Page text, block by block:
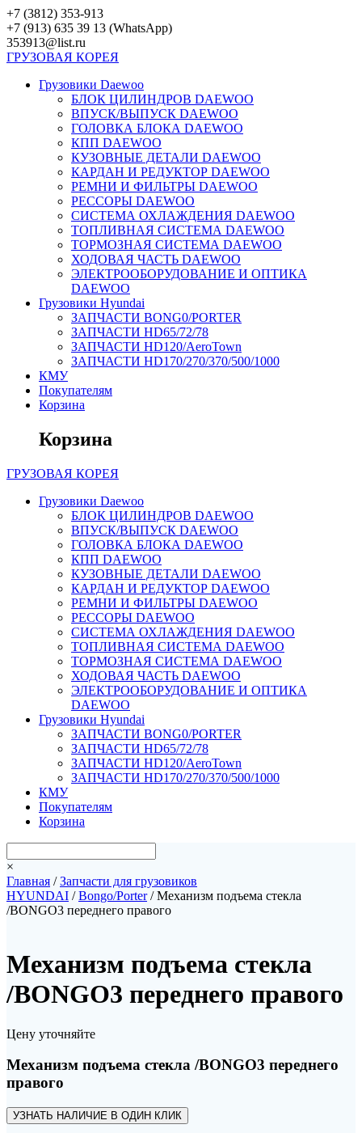
Перейти
к
контенту
+7 (3812) 353-913
+7 (913) 635 39 13 (WhatsApp)
353913@list.ru
ГРУЗОВАЯ КОРЕЯ
Грузовики Daewoo
БЛОК ЦИЛИНДРОВ DAEWOO
ВПУСК/ВЫПУСК DAEWOO
ГОЛОВКА БЛОКА DAEWOO
КПП DAEWOO
КУЗОВНЫЕ ДЕТАЛИ DAEWOO
КАРДАН И РЕДУКТОР DAEWOO
РЕМНИ И ФИЛЬТРЫ DAEWOO
РЕССОРЫ DAEWOO
СИСТЕМА ОХЛАЖДЕНИЯ DAEWOO
ТОПЛИВНАЯ СИСТЕМА DAEWOO
ТОРМОЗНАЯ СИСТЕМА DAEWOO
ХОДОВАЯ ЧАСТЬ DAEWOO
ЭЛЕКТРООБОРУДОВАНИЕ И ОПТИКА
DAEWOO
Грузовики Hyundai
ЗАПЧАСТИ BONG0/PORTER
ЗАПЧАСТИ HD65/72/78
ЗАПЧАСТИ HD120/AeroTown
ЗАПЧАСТИ HD170/270/370/500/1000
КМУ
Покупателям
Корзина
Корзина
ГРУЗОВАЯ КОРЕЯ
Грузовики Daewoo
БЛОК ЦИЛИНДРОВ DAEWOO
ВПУСК/ВЫПУСК DAEWOO
ГОЛОВКА БЛОКА DAEWOO
КПП DAEWOO
КУЗОВНЫЕ ДЕТАЛИ DAEWOO
КАРДАН И РЕДУКТОР DAEWOO
РЕМНИ И ФИЛЬТРЫ DAEWOO
РЕССОРЫ DAEWOO
СИСТЕМА ОХЛАЖДЕНИЯ DAEWOO
ТОПЛИВНАЯ СИСТЕМА DAEWOO
ТОРМОЗНАЯ СИСТЕМА DAEWOO
ХОДОВАЯ ЧАСТЬ DAEWOO
ЭЛЕКТРООБОРУДОВАНИЕ И ОПТИКА
DAEWOO
Грузовики Hyundai
ЗАПЧАСТИ BONG0/PORTER
ЗАПЧАСТИ HD65/72/78
ЗАПЧАСТИ HD120/AeroTown
ЗАПЧАСТИ HD170/270/370/500/1000
КМУ
Покупателям
Корзина
×
Главная /Запчасти для грузовиков
HYUNDAI /Bongo/Porter/ Механизм подъема стекла
/BONGO3 переднего правого
Механизм подъема стекла
/BONGO3 переднего правого
Цену уточняйте
Механизм подъема стекла /BONGO3 переднего
правого
УЗНАТЬ НАЛИЧИЕ В ОДИН КЛИК